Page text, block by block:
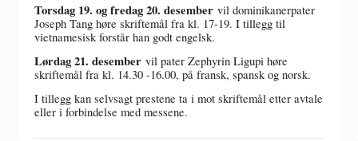
Torsdag 19. og fredag 20. desembervil dominikanerpater
Joseph Tang høre skriftemål fra kl. 17-19. I tillegg til
vietnamesisk forstår han godt engelsk.
Lørdag 21. desembervil pater Zephyrin Ligupi høre
skriftemål fra kl. 14.30 -16.00, på fransk, spansk og norsk.
I tillegg kan selvsagt prestene ta i mot skriftemål etter avtale
eller i forbindelse med messene.